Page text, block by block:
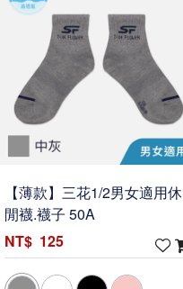
【薄款】三花1/2男女適用休
閒襪.襪子 50A
125